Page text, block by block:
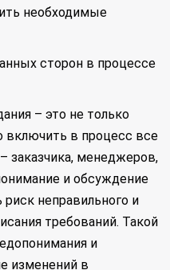
необходимые
сторон в процессе
– это не только
включить в процесс все
заказчика, менеджеров,
и обсуждение
неправильного и
требований. Такой
и
изменений в